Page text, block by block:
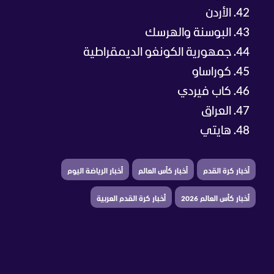
الأردن
البوسنة والهرسك
جمهورية الكونغو الديمقراطية
كوراساو
كاب فيردي
العراق
هايتي
أخبار كرة القدم أخبار كأس العالم أخبار الرياضة اليوم
أخبار كأس العالم 2026 أخبار كرة القدم العربية